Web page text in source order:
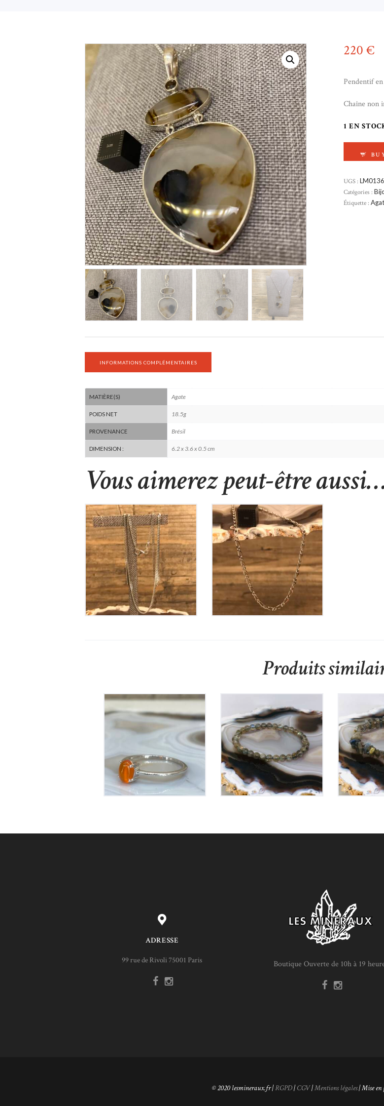
220 €
Pendentif
Chaîne non
1 EN
UGS :
Catégories :
Étiquette :
INFORMATIONS COMPLÉMENTAIRES
MATIÈRE(S) Agate
POIDS NET 18.5g
PROVENANCE Brésil
DIMENSION : 6.2 x 3.6 x 0.5 cm
Vous aimerez peut-être
Chaine en Argent
70€
Chaine en Argent
90€
Produits
Bague Cornaline sur
Argent
70€
Bracelet Labradorite
Elastique
30€
ADRESSE
99 rue de Rivoli 75001 Paris Boutique Ouverte de 10h à 19
© 2020 lesmineraux.fr |RGPD| CGV|Mentions légales| Mise en